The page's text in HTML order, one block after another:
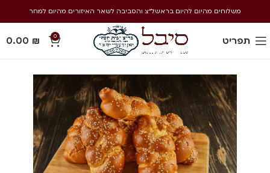
משלוחים מהיום להיום בראשל״צ והסביבה לשאר האיזורים מהיום למחר
תפריט 0
0.00 ₪